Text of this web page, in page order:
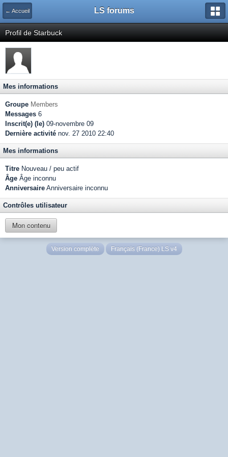
← Accueil LS forums
Profil de Starbuck
Mes informations
Groupe Members
Messages 6
Inscrit(e) (le) 09-novembre 09
Dernière activité nov. 27 2010 22:40
Mes informations
Titre Nouveau / peu actif
Âge Âge inconnu
Anniversaire Anniversaire inconnu
Contrôles utilisateur
Mon contenu
Version complète Français (France) LS v4